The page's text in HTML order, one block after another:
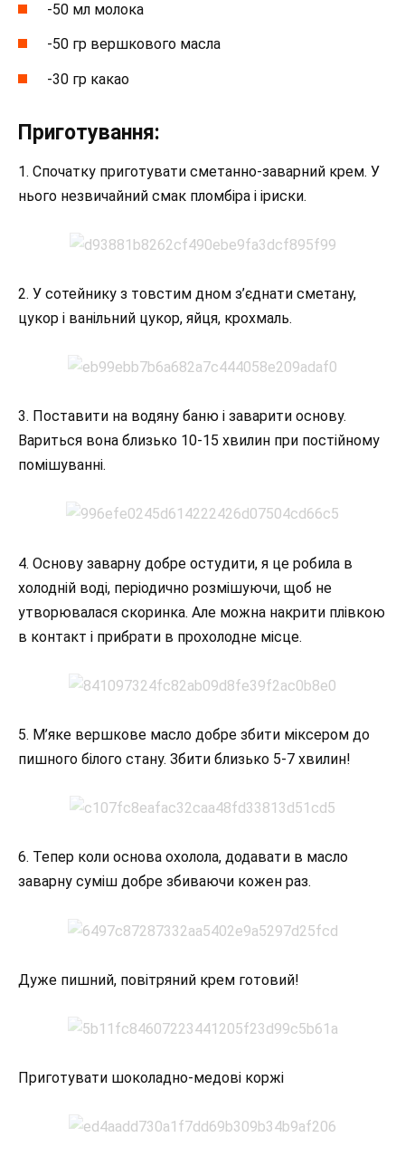
-50 мл молока
-50 гр вершкового масла
-30 гр какао
Приготування:
1. Спочатку приготувати сметанно-заварний крем. У
нього незвичайний смак пломбіра і іриски.
2. У сотейнику з товстим дном з’єднати сметану,
цукор і ванільний цукор, яйця, крохмаль.
3. Поставити на водяну баню і заварити основу.
Вариться вона близько 10-15 хвилин при постійному
помішуванні.
4. Основу заварну добре остудити, я це робила в
холодній воді, періодично розмішуючи, щоб не
утворювалася скоринка. Але можна накрити плівкою
в контакт і прибрати в прохолодне місце.
5. М’яке вершкове масло добре збити міксером до
пишного білого стану. Збити близько 5-7 хвилин!
6. Тепер коли основа охолола, додавати в масло
заварну суміш добре збиваючи кожен раз.
Дуже пишний, повітряний крем готовий!
Приготувати шоколадно-медові коржі